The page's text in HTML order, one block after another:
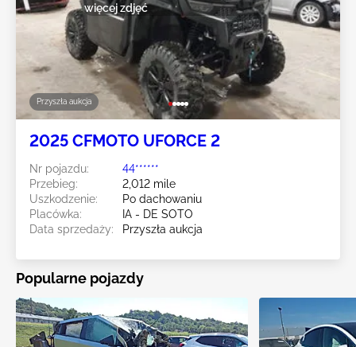
Przyszła aukcja
więcej zdjęć
2025 CFMOTO UFORCE 2
Nr pojazdu:
44******
Przebieg:
2,012 mile
Uszkodzenie:
Po dachowaniu
Placówka:
IA - DE SOTO
Data sprzedaży:
Przyszła aukcja
Popularne pojazdy